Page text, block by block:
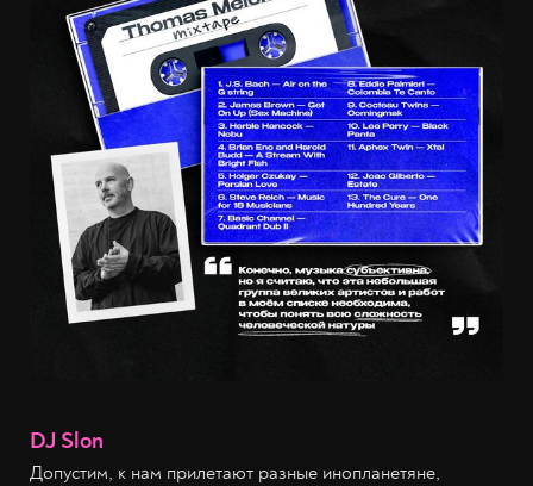
DJ Slon
Допустим, к нам прилетают разные инопланетяне,